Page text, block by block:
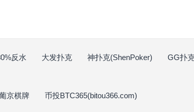
反水 大发扑克 神扑克(ShenPoker) GG扑
京棋牌 币投BTC365(bitou366.com)